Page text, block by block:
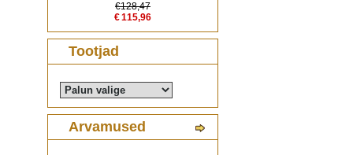
€128,47
€115,96
Tootjad
Arvamused